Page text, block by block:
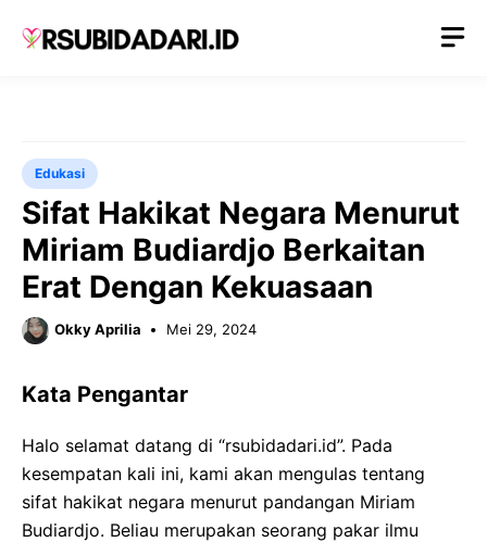
Edukasi
Sifat Hakikat Negara Menurut
Miriam Budiardjo Berkaitan
Erat Dengan Kekuasaan
Okky Aprilia Mei 29, 2024
Kata Pengantar
Halo selamat datang di “rsubidadari.id”. Pada
kesempatan kali ini, kami akan mengulas tentang
sifat hakikat negara menurut pandangan Miriam
Budiardjo. Beliau merupakan seorang pakar ilmu